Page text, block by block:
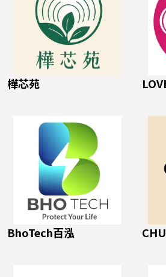
樺芯苑
BhoTech百泓